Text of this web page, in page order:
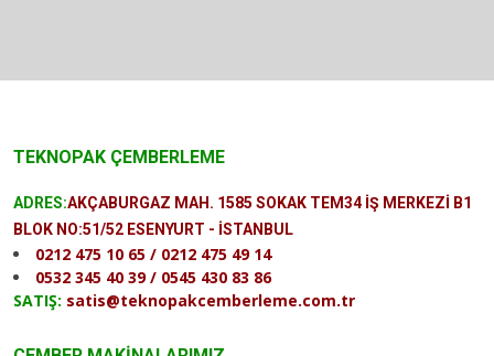
TEKNOPAK ÇEMBERLEME
ADRES:AKÇABURGAZ MAH. 1585 SOKAK TEM34 İŞ MERKEZİ B1
BLOK NO:51/52 ESENYURT - İSTANBUL
0212 475 10 65 / 0212 475 49 14
0532 345 40 39 / 0545 430 83 86
SATIŞ: satis@teknopakcemberleme.com.tr